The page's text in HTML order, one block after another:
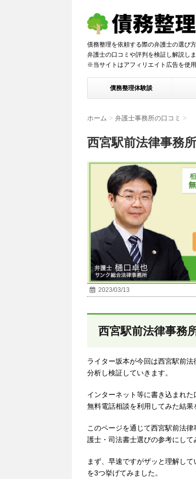
債務整理を依頼する際の弁護士の選び
弁護士の口コミや評判を検証し
※当サイトはアフィリエイト広告を使用
債務整理体験談
ホーム > 弁護士事務所の口コミ >
西宮駅前法律事務
2023/03/13
西宮駅前法律事務
ライター坂本が今回は西宮駅前
分析し検証していきます。
インターネット等に書き込まれた
無料電話相談を利用してみた結果
このページを通じて西宮駅前法
護士・司法書士選びの参考にして
まず、早速ですがザッと理解し
を3つ挙げてみました。